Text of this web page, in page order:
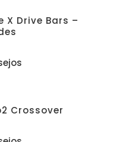
X Drive Bars –
Crossover